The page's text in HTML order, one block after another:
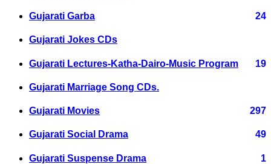
Gujarati Garba 24
Gujarati Jokes CDs
Gujarati Lectures-Katha-Dairo-Music Program 19
Gujarati Marriage Song CDs.
Gujarati Movies 297
Gujarati Social Drama 49
Gujarati Suspense Drama 1